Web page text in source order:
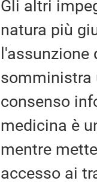
Gli altri
natura più
somministra
consenso
medicina è
mentre
accesso ai